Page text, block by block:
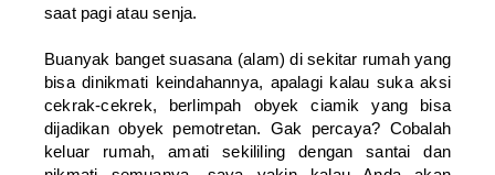
saat pagi atau senja.
Buanyak banget suasana (alam) di sekitar rumah yang
bisa dinikmati keindahannya, apalagi kalau suka aksi
cekrak-cekrek, berlimpah obyek ciamik yang bisa
dijadikan obyek pemotretan. Gak percaya? Cobalah
keluar rumah, amati sekililing dengan santai dan